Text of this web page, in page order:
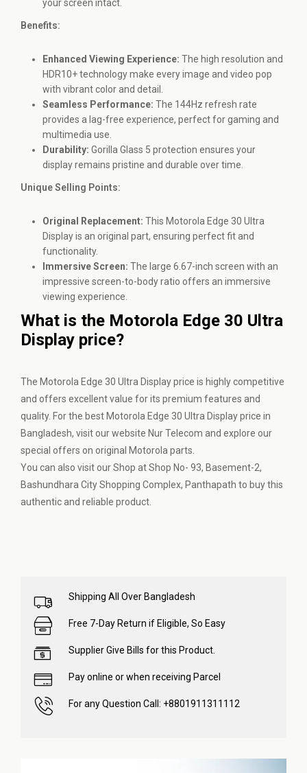
your screen intact.
Benefits:
Enhanced Viewing Experience: The high resolution and
HDR10+ technology make every image and video pop
with vibrant color and detail.
Seamless Performance: The 144Hz refresh rate
provides a lag-free experience, perfect for gaming and
multimedia use.
Durability: Gorilla Glass 5 protection ensures your
display remains pristine and durable over time.
Unique Selling Points:
Original Replacement: This Motorola Edge 30 Ultra
Display is an original part, ensuring perfect fit and
functionality.
Immersive Screen: The large 6.67-inch screen with an
impressive screen-to-body ratio offers an immersive
viewing experience.
What is the Motorola Edge 30 Ultra
Display price?
The Motorola Edge 30 Ultra Display price is highly competitive
and offers excellent value for its premium features and
quality. For the best Motorola Edge 30 Ultra Display price in
Bangladesh, visit our website Nur Telecom and explore our
special offers on original Motorola parts.
You can also visit our Shop at Shop No- 93, Basement-2,
Bashundhara City Shopping Complex, Panthapath to buy this
authentic and reliable product.
Shipping All Over Bangladesh
Free 7-Day Return if Eligible, So Easy
Supplier Give Bills for this Product.
Pay online or when receiving Parcel
For any Question Call: +8801911311112